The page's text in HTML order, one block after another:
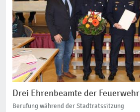
Drei Ehrenbeamte der Feuerwehr
Berufung während der Stadtratssitzung